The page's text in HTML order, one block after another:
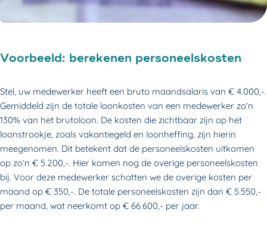
Voorbeeld: berekenen personeelskosten
Stel, uw medewerker heeft een bruto maandsalaris van € 4.000,-.
Gemiddeld zijn de totale loonkosten van een medewerker zo’n
130% van het brutoloon. De kosten die zichtbaar zijn op het
loonstrookje, zoals vakantiegeld en loonheffing, zijn hierin
meegenomen. Dit betekent dat de personeelskosten uitkomen
op zo’n € 5.200,-. Hier komen nog de overige personeelskosten
bij. Voor deze medewerker schatten we de overige kosten per
maand op € 350,-. De totale personeelskosten zijn dan € 5.550,-
per maand, wat neerkomt op € 66.600,- per jaar.